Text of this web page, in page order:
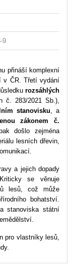
9
přináší komplexní
v ČR. Třetí vydání
rozsáhlých
č. 283/2021 Sb.),
stanovisku , a
zákonem č.
došlo zejména
lesních dřevin,
a jejich dopady
se věnuje
lesů, což může
bohatství.
stanoviska státní
pro vlastníky lesů,